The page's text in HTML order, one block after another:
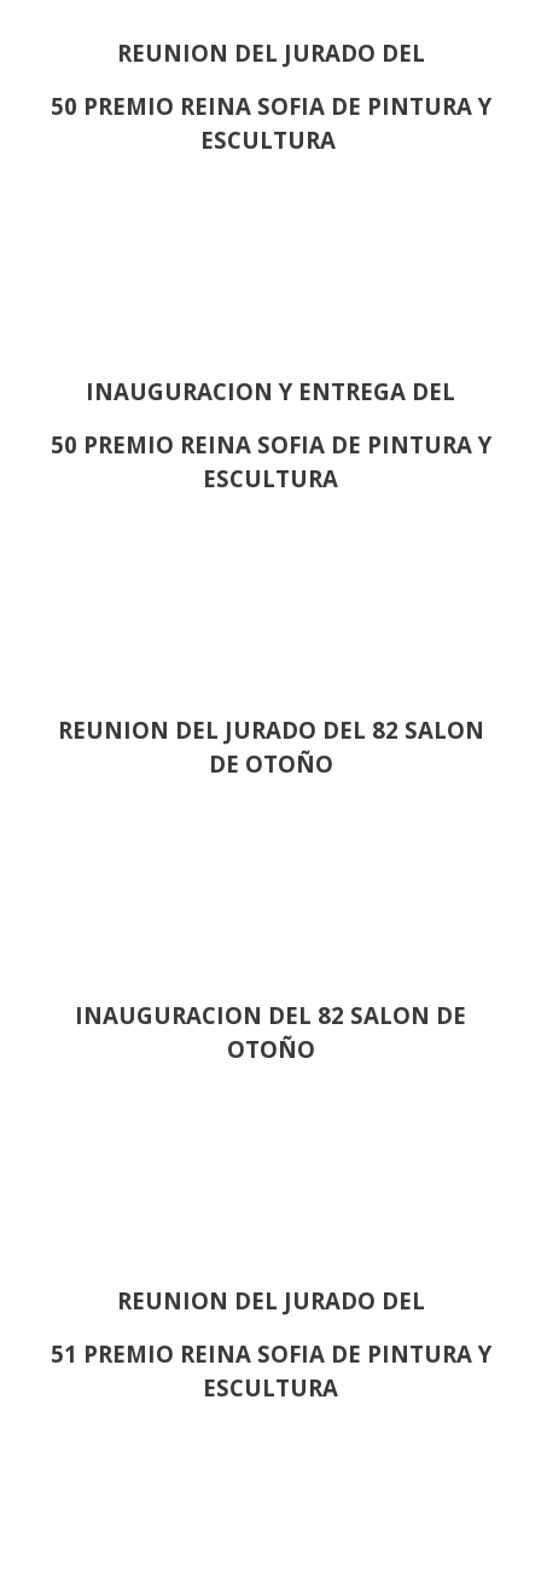
REUNION DEL JURADO DEL
50 PREMIO REINA SOFIA DE PINTURA Y
ESCULTURA
INAUGURACION Y ENTREGA DEL
50 PREMIO REINA SOFIA DE PINTURA Y
ESCULTURA
REUNION DEL JURADO DEL 82 SALON
DE OTOÑO
INAUGURACION DEL 82 SALON DE
OTOÑO
REUNION DEL JURADO DEL
51 PREMIO REINA SOFIA DE PINTURA Y
ESCULTURA